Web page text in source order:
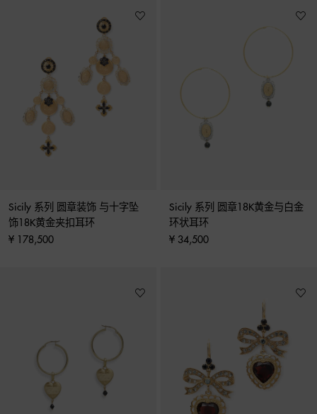
Sicily 系列 圆章装饰 与十字坠
饰18K黄金夹扣耳环
¥ 178,500
Sicily 系列 圆章18K黄金与白金
环状耳环
¥ 34,500